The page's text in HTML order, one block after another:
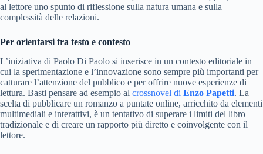
al lettore uno spunto di riflessione sulla natura umana e sulla
complessità delle relazioni.
Per orientarsi fra testo e contesto
L’iniziativa di Paolo Di Paolo si inserisce in un contesto editoriale in
cui la sperimentazione e l’innovazione sono sempre più importanti per
catturare l’attenzione del pubblico e per offrire nuove esperienze di
lettura. Basti pensare ad esempio al crossnovel di Enzo Papetti. La
scelta di pubblicare un romanzo a puntate online, arricchito da elementi
multimediali e interattivi, è un tentativo di superare i limiti del libro
tradizionale e di creare un rapporto più diretto e coinvolgente con il
lettore.